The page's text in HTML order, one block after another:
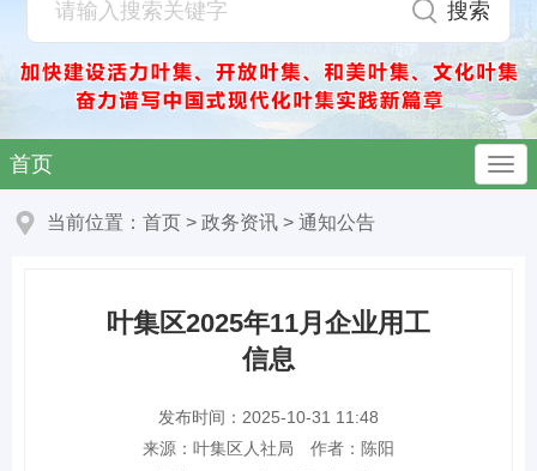
首页
当前位置： 首页 > 政务资讯 > 通知公告
叶集区2025年11月企业用工
信息
发布时间：2025-10-31 11:48
来源：叶集区人社局
作者：陈阳